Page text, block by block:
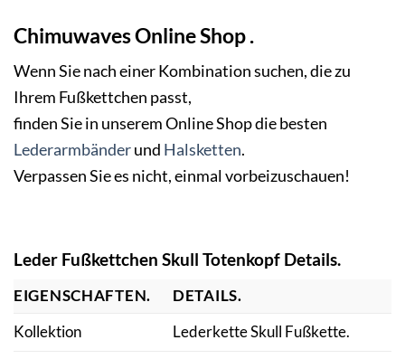
Chimuwaves Online Shop .
Wenn Sie nach einer Kombination suchen, die zu
Ihrem Fußkettchen passt,
finden Sie in unserem Online Shop die besten
Lederarmbänderund Halsketten.
Verpassen Sie es nicht, einmal vorbeizuschauen!
Leder Fußkettchen Skull Totenkopf Details.
EIGENSCHAFTEN.
DETAILS.
Kollektion
Lederkette Skull Fußkette.